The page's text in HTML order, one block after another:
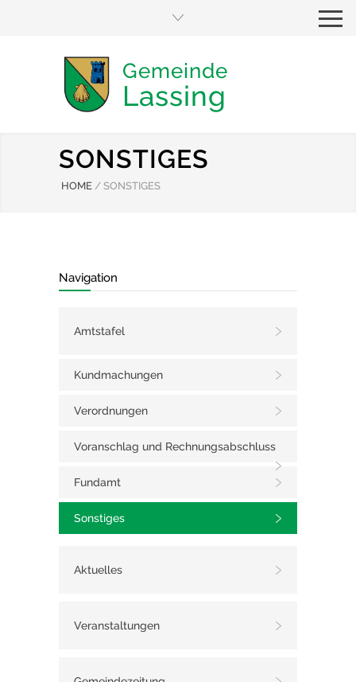
Gemeinde
Lassing
SONSTIGES
HOME / SONSTIGES
Navigation
Amtstafel
Kundmachungen
Verordnungen
Voranschlag und Rechnungsabschluss
Fundamt
Sonstiges
Aktuelles
Veranstaltungen